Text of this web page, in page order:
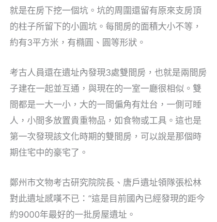
就是在房下挖一個坑。坑的周圍還留有原來支房頂
的柱子所留下的小圓坑。每間房的面積大小不等，
約有3平方米，有橢圓、圓等形狀。
考古人員還在遺址內發現3處雙間房，也就是兩間房
子建在一起並互通，與現在的一室一廳很相似。雙
間都是一大一小，大的一間偏角有灶台，一側可睡
人，小間多放置貴重物品，如食物或工具。這也是
第一次發現該文化時期的雙間房，可以說是那個時
期住宅中的豪宅了。
鄭州市文物考古研究院院長、唐戶遺址領隊張松林
對此遺址感嘆不已：“這是目前國內已經發現的距今
約9000年最好的一批房屋遺址。